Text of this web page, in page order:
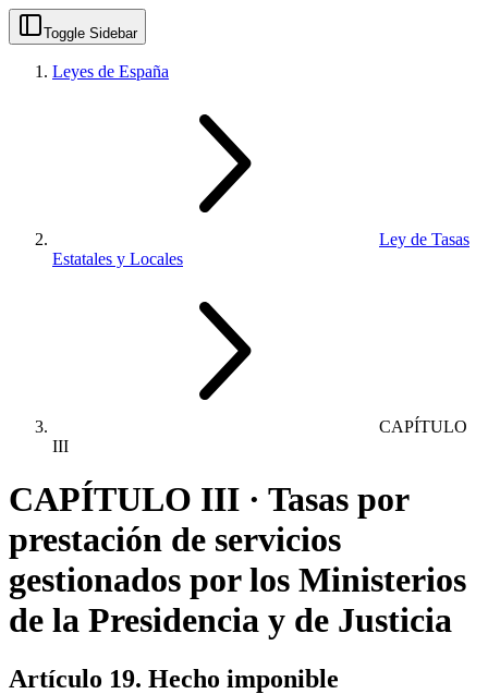
Toggle Sidebar
Leyes de España
Ley de Tasas
Estatales y Locales
CAPÍTULO
III
CAPÍTULO III · Tasas por
prestación de servicios
gestionados por los Ministerios
de la Presidencia y de Justicia
Artículo 19. Hecho imponible